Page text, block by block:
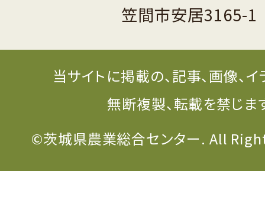
笠間市安居3165-1
当サイトに掲載の、記事、画像、
無断複製、転載を禁じま
©茨城県農業総合センター. All